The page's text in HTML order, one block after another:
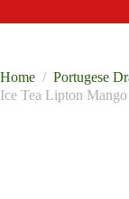
Home / Portugese
Ice Tea Lipton